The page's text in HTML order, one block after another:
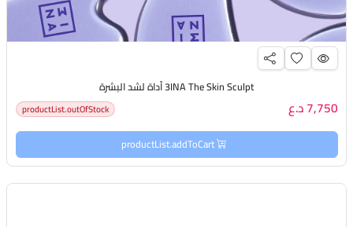
3INA The Skin Sculpt أداة لشد البشرة
7,750 د.ع productList.outOfStock
productList.addToCart